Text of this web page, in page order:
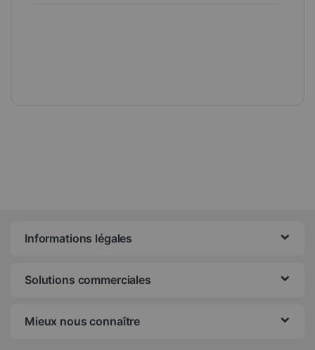
Informations légales
Solutions commerciales
Mieux nous connaître